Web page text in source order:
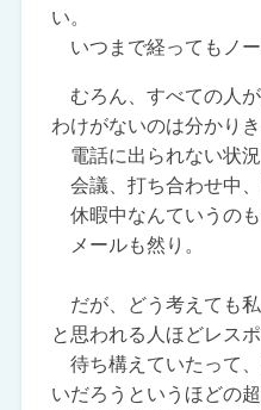
い。
いつまで経ってもノー
むろん、すべての人
わけがないのは分かりき
電話に出られない状況
会議、打ち合わせ中、
休暇中なんていうのも
メールも然り。
だが、どう考えても
と思われる人ほどレスポ
待ち構えていたって
いだろうというほどの